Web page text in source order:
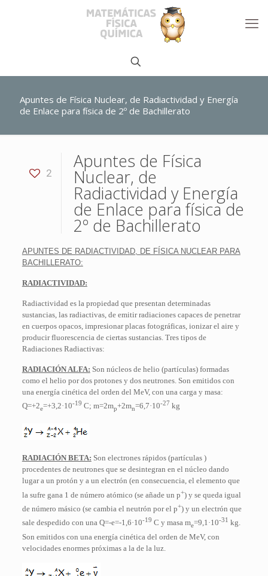
Apuntes de Física Nuclear, de Radiactividad y Energía
de Enlace para física de 2º de Bachillerato
2
Apuntes de Física
Nuclear, de
Radiactividad y Energía
de Enlace para física de
2º de Bachillerato
APUNTES DE RADIACTIVIDAD, DE FÍSICA NUCLEAR PARA
BACHILLERATO:
RADIACTIVIDAD:
Radiactividad es la propiedad que presentan determinadas
sustancias, las radiactivas, de emitir radiaciones capaces de penetrar
en cuerpos opacos, impresionar placas fotográficas, ionizar el aire y
producir fluorescencia de ciertas sustancias. Tres tipos de
Radiaciones Radiactivas:
RADIACIÓN ALFA: Son núcleos de helio (partículas) formadas
como el helio por dos protones y dos neutrones. Son emitidos con
una energía cinética del orden del MeV, con una carga y masa:
Q=+2e=+3,2·10-19 C; m=2mp+2mn=6,7·10-27 kg
RADIACIÓN BETA: Son electrones rápidos (partículas )
procedentes de neutrones que se desintegran en el núcleo dando
lugar a un protón y a un electrón (en consecuencia, el elemento que
la sufre gana 1 de número atómico (se añade un p+) y se queda igual
de número másico (se cambia el neutrón por el p+) y un electrón que
sale despedido con una Q=-e=-1,6·10-19 C y masa me=9,1·10-31 kg.
Son emitidos con una energía cinética del orden de MeV, con
velocidades enormes próximas a la de la luz.